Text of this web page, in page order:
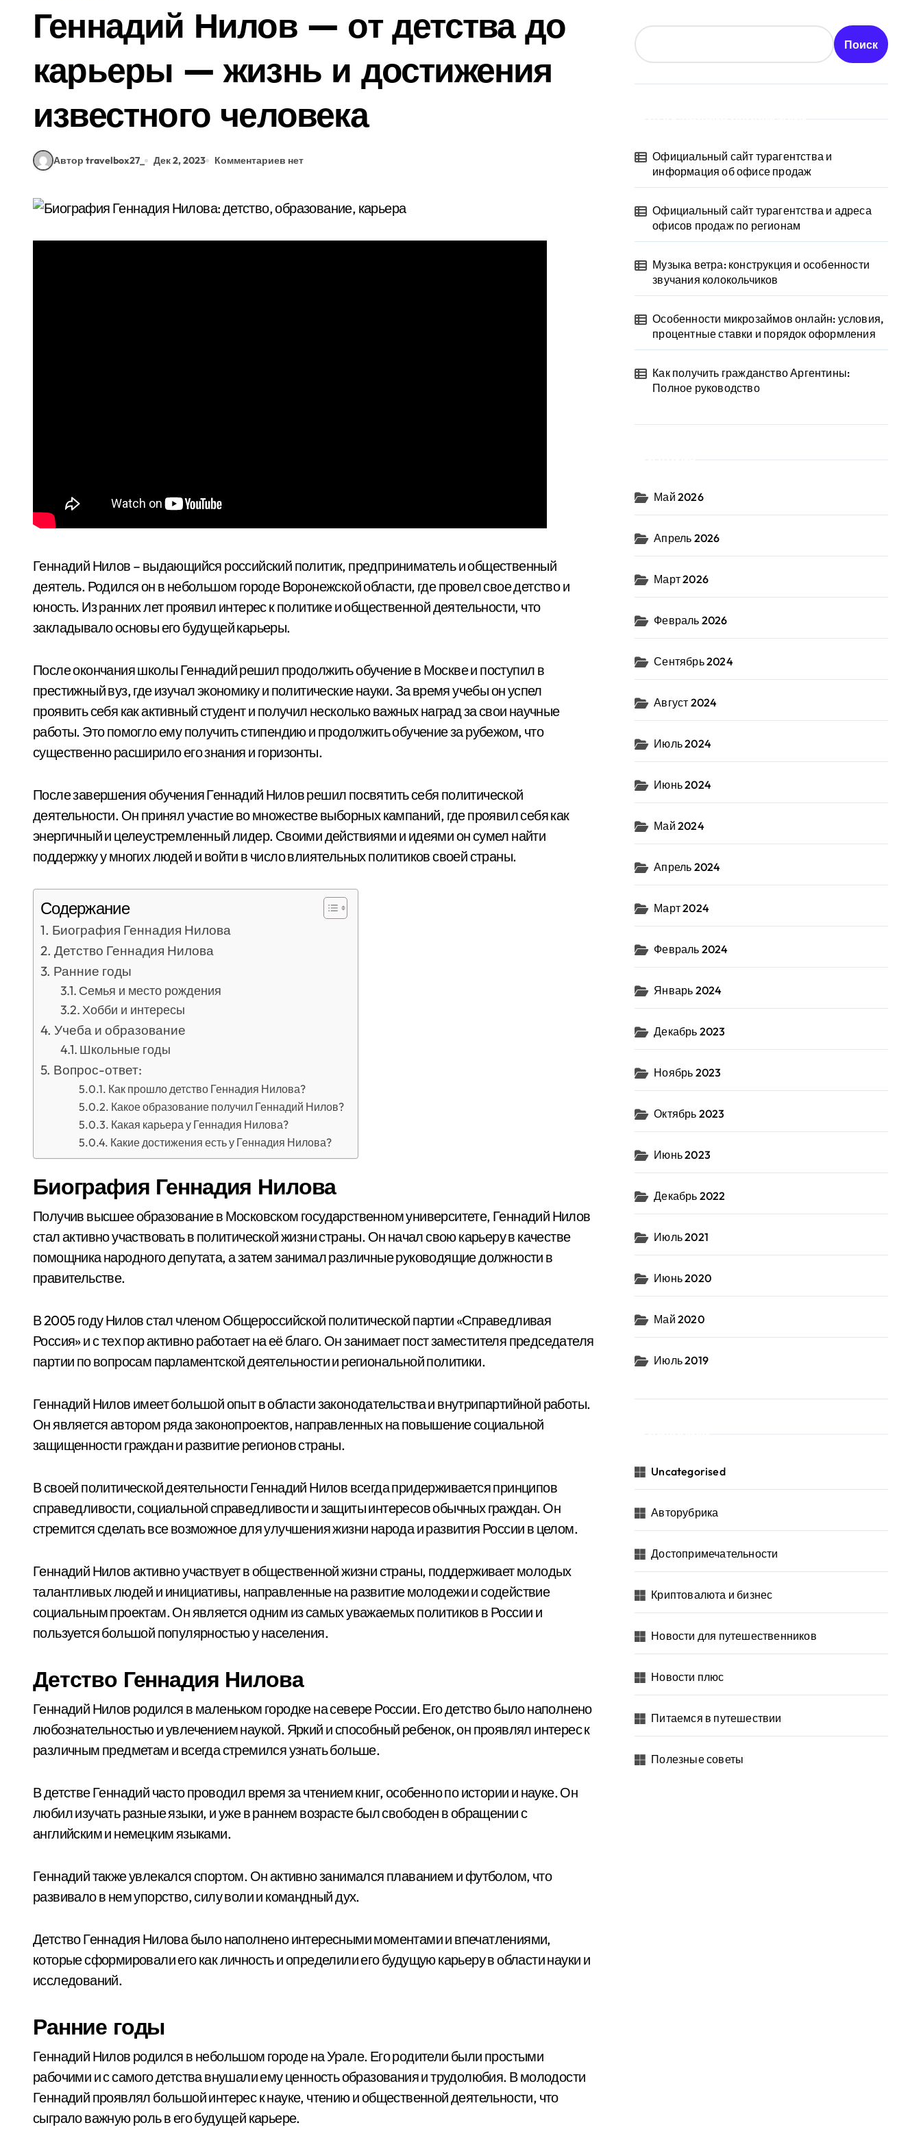
Геннадий Нилов — от детства до
карьеры — жизнь и достижения
известного человека
Автор travelbox27_ Дек 2, 2023 Комментариев нет
Геннадий Нилов – выдающийся российский политик, предприниматель и общественный
деятель. Родился он в небольшом городе Воронежской области, где провел свое детство и
юность. Из ранних лет проявил интерес к политике и общественной деятельности, что
закладывало основы его будущей карьеры.
После окончания школы Геннадий решил продолжить обучение в Москве и поступил в
престижный вуз, где изучал экономику и политические науки. За время учебы он успел
проявить себя как активный студент и получил несколько важных наград за свои научные
работы. Это помогло ему получить стипендию и продолжить обучение за рубежом, что
существенно расширило его знания и горизонты.
После завершения обучения Геннадий Нилов решил посвятить себя политической
деятельности. Он принял участие во множестве выборных кампаний, где проявил себя как
энергичный и целеустремленный лидер. Своими действиями и идеями он сумел найти
поддержку у многих людей и войти в число влиятельных политиков своей страны.
Содержание
Биография Геннадия Нилова
Детство Геннадия Нилова
Ранние годы
Семья и место рождения
Хобби и интересы
Учеба и образование
Школьные годы
Вопрос-ответ:
Как прошло детство Геннадия Нилова?
Какое образование получил Геннадий Нилов?
Какая карьера у Геннадия Нилова?
Какие достижения есть у Геннадия Нилова?
Биография Геннадия Нилова
Получив высшее образование в Московском государственном университете, Геннадий Нилов
стал активно участвовать в политической жизни страны. Он начал свою карьеру в качестве
помощника народного депутата, а затем занимал различные руководящие должности в
правительстве.
В 2005 году Нилов стал членом Общероссийской политической партии «Справедливая
Россия» и с тех пор активно работает на её благо. Он занимает пост заместителя председателя
партии по вопросам парламентской деятельности и региональной политики.
Геннадий Нилов имеет большой опыт в области законодательства и внутрипартийной работы.
Он является автором ряда законопроектов, направленных на повышение социальной
защищенности граждан и развитие регионов страны.
В своей политической деятельности Геннадий Нилов всегда придерживается принципов
справедливости, социальной справедливости и защиты интересов обычных граждан. Он
стремится сделать все возможное для улучшения жизни народа и развития России в целом.
Геннадий Нилов активно участвует в общественной жизни страны, поддерживает молодых
талантливых людей и инициативы, направленные на развитие молодежи и содействие
социальным проектам. Он является одним из самых уважаемых политиков в России и
пользуется большой популярностью у населения.
Детство Геннадия Нилова
Геннадий Нилов родился в маленьком городке на севере России. Его детство было наполнено
любознательностью и увлечением наукой. Яркий и способный ребенок, он проявлял интерес к
различным предметам и всегда стремился узнать больше.
В детстве Геннадий часто проводил время за чтением книг, особенно по истории и науке. Он
любил изучать разные языки, и уже в раннем возрасте был свободен в обращении с
английским и немецким языками.
Геннадий также увлекался спортом. Он активно занимался плаванием и футболом, что
развивало в нем упорство, силу воли и командный дух.
Детство Геннадия Нилова было наполнено интересными моментами и впечатлениями,
которые сформировали его как личность и определили его будущую карьеру в области науки и
исследований.
Ранние годы
Геннадий Нилов родился в небольшом городе на Урале. Его родители были простыми
рабочими и с самого детства внушали ему ценность образования и трудолюбия. В молодости
Геннадий проявлял большой интерес к науке, чтению и общественной деятельности, что
сыграло важную роль в его будущей карьере.
Поиск
Официальный сайт турагентства и
информация об офисе продаж
Официальный сайт турагентства и адреса
офисов продаж по регионам
Музыка ветра: конструкция и особенности
звучания колокольчиков
Особенности микрозаймов онлайн: условия,
процентные ставки и порядок оформления
Как получить гражданство Аргентины:
Полное руководство
Май 2026
Апрель 2026
Март 2026
Февраль 2026
Сентябрь 2024
Август 2024
Июль 2024
Июнь 2024
Май 2024
Апрель 2024
Март 2024
Февраль 2024
Январь 2024
Декабрь 2023
Ноябрь 2023
Октябрь 2023
Июнь 2023
Декабрь 2022
Июль 2021
Июнь 2020
Май 2020
Июль 2019
Uncategorised
Авторубрика
Достопримечательности
Криптовалюта и бизнес
Новости для путешественников
Новости плюс
Питаемся в путешествии
Полезные советы